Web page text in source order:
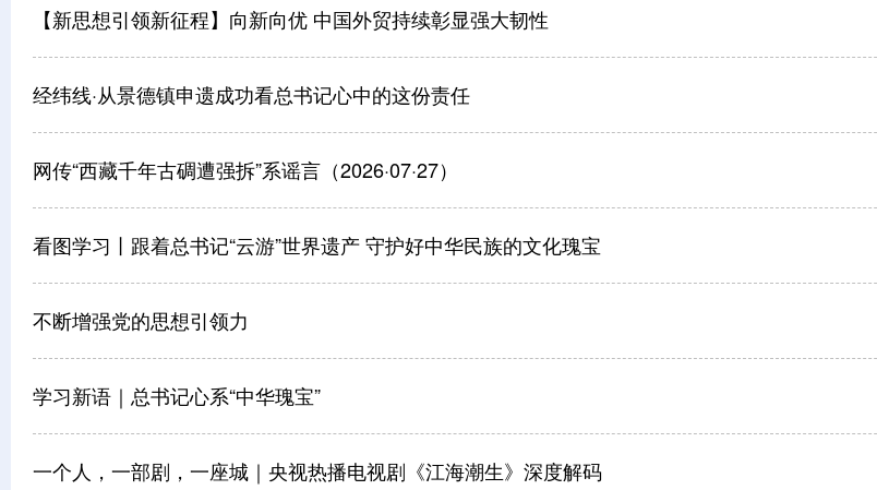
【新思想引领新征程】向新向优 中国外贸持续彰显强大韧性
经纬线·从景德镇申遗成功看总书记心中的这份责任
网传“西藏千年古碉遭强拆”系谣言（2026·07·27）
看图学习丨跟着总书记“云游”世界遗产 守护好中华民族的文化瑰宝
不断增强党的思想引领力
学习新语｜总书记心系“中华瑰宝”
一个人，一部剧，一座城｜央视热播电视剧《江海潮生》深度解码